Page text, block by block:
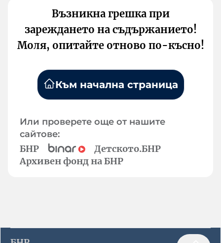
Възникна грешка при
зареждането на съдържанието!
Моля, опитайте отново по-късно!
Към начална страница
Или проверете още от нашите
сайтове:
БНР
Детското.БНР
Архивен фонд на БНР